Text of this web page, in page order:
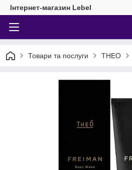
Інтернет-магазин Lebel
Товари та послуги THEO